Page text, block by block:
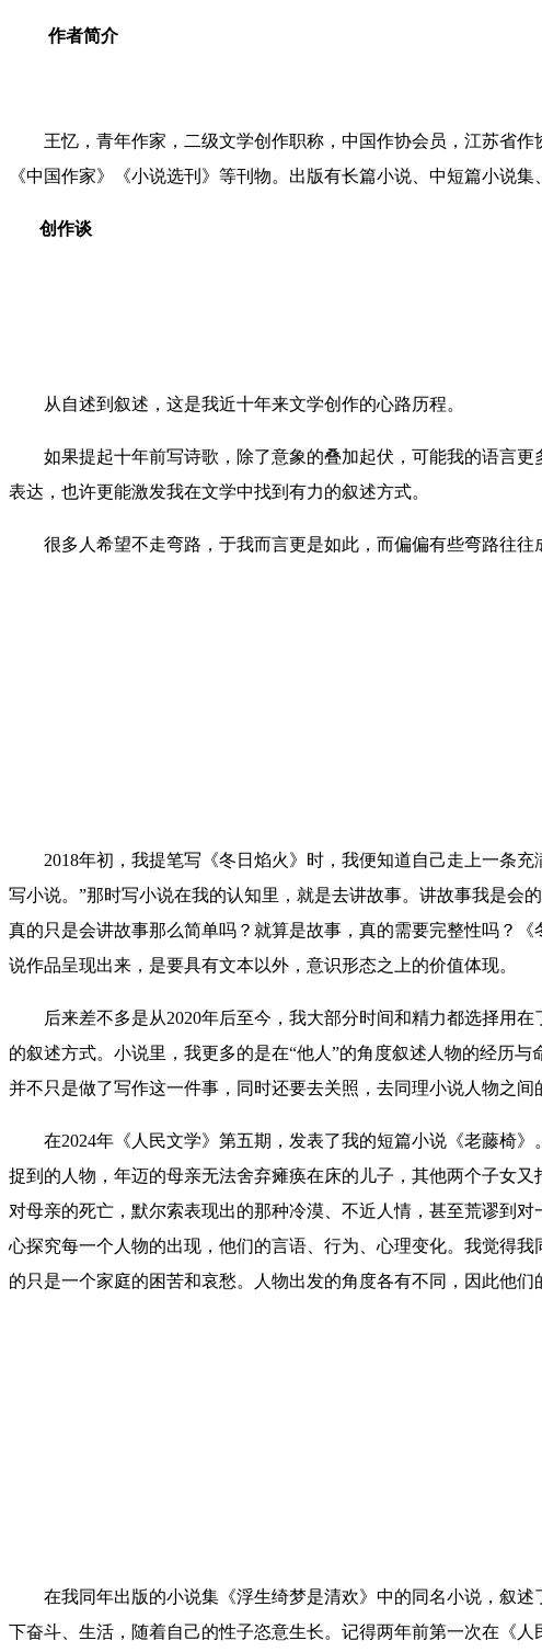
作者简介
王忆，青年作家，二级文学创作职称，中国作协会员，江苏省作
《中国作家》《小说选刊》等刊物。出版有长篇小说、中短篇小说
创作谈
从自述到叙述，这是我近十年来文学创作的心路历程。
如果提起十年前写诗歌，除了意象的叠加起伏，可能我的语言更
表达，也许更能激发我在文学中找到有力的叙述方式。
很多人希望不走弯路，于我而言更是如此，而偏偏有些弯路往往
2018年初，我提笔写《冬日焰火》时，我便知道自己走上一条充
写小说。”那时写小说在我的认知里，就是去讲故事。讲故事我是会
真的只是会讲故事那么简单吗？就算是故事，真的需要完整性吗？
说作品呈现出来，是要具有文本以外，意识形态之上的价值体现。
后来差不多是从2020年后至今，我大部分时间和精力都选择用在
的叙述方式。小说里，我更多的是在“他人”的角度叙述人物的经历
并不只是做了写作这一件事，同时还要去关照，去同理小说人物之间
在2024年《人民文学》第五期，发表了我的短篇小说《老藤椅》
捉到的人物，年迈的母亲无法舍弃瘫痪在床的儿子，其他两个子女
对母亲的死亡，默尔索表现出的那种冷漠、不近人情，甚至荒谬到
心探究每一个人物的出现，他们的言语、行为、心理变化。我觉得
的只是一个家庭的困苦和哀愁。人物出发的角度各有不同，因此他们
在我同年出版的小说集《浮生绮梦是清欢》中的同名小说，叙述
下奋斗、生活，随着自己的性子恣意生长。记得两年前第一次在《